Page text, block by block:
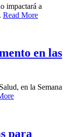
impactará a
Read More
en las
en la Semana
para